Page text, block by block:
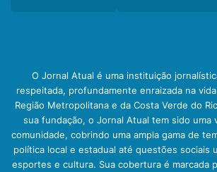
O Jornal Atual é uma instituição
respeitada, profundamente enraizada na
Região Metropolitana e da Costa Verde do
sua fundação, o Jornal Atual tem sido uma
comunidade, cobrindo uma ampla gama de
política local e estadual até questões sociais
esportes e cultura. Sua cobertura é marcada